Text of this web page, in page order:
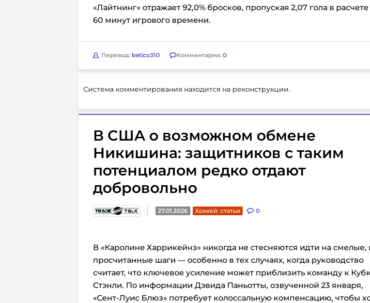
«Лайтнинг» отражает 92,0% бросков, пропуская 2,07 гола в
60 минут игрового времени.
Перевод: betico310 Комментарии: 0
Система комментирования находится на реконструкции.
В США о возможном обмене
Никишина: защитников с таким
потенциалом редко отдают
добровольно
27.01.2026 Хоккей. статьи 0
В «Каролине Харрикейнз» никогда не стесняются идти на смелые,
просчитанные шаги — особенно в тех случаях, когда руководство
считает, что ключевое усиление может приблизить команду к
Стэнли. По информации Дэвида Паньотты, озвученной 23 января,
«Сент-Луис Блюз» потребует колоссальную компенсацию, чтобы